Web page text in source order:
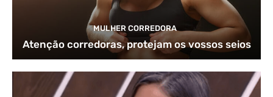
MULHER CORREDORA
Atenção corredoras, protejam os vossos seios